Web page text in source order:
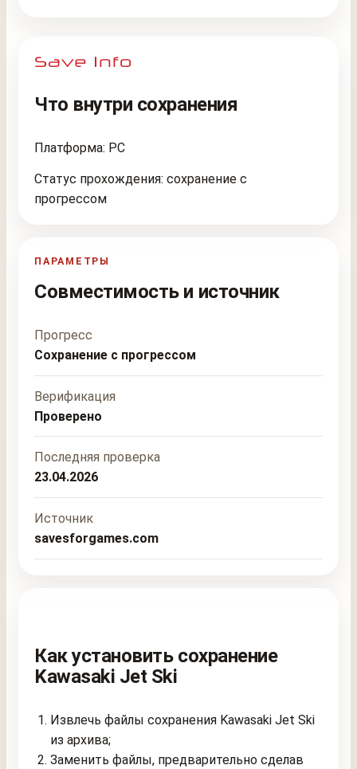
Что внутри сохранения
Платформа: PC
Статус прохождения: сохранение с
прогрессом
ПАРАМЕТРЫ
Совместимость и источник
Прогресс
Сохранение с прогрессом
Верификация
Проверено
Последняя проверка
23.04.2026
Источник
savesforgames.com
Как установить сохранение
Kawasaki Jet Ski
Извлечь файлы сохранения Kawasaki Jet Ski
из архива;
Заменить файлы, предварительно сделав